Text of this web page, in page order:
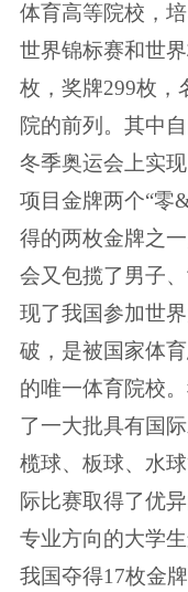
体育高等院校，
世界锦标赛和世
枚，奖牌299枚，
院的前列。其中
冬季奥运会上实
项目金牌两个“零
得的两枚金牌之
会又包揽了男子
现了我国参加世
破，是被国家体
的唯一体育院校
了一大批具有国
榄球、板球、水
际比赛取得了优
专业方向的大学
我国夺得17枚金牌